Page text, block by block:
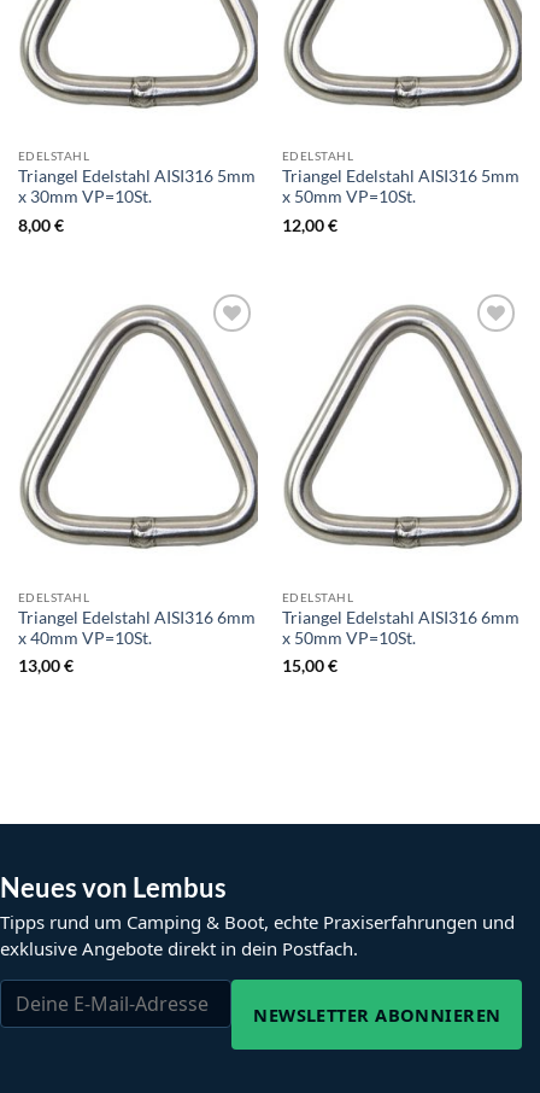
EDELSTAHL
Triangel Edelstahl AISI316 5mm
x 30mm VP=10St.
8,00€
EDELSTAHL
Triangel Edelstahl AISI316 5mm
x 50mm VP=10St.
12,00€
EDELSTAHL
Triangel Edelstahl AISI316 6mm
x 40mm VP=10St.
13,00€
EDELSTAHL
Triangel Edelstahl AISI316 6mm
x 50mm VP=10St.
15,00€
Neues von Lembus
Tipps rund um Camping & Boot, echte Praxiserfahrungen und
exklusive Angebote direkt in dein Postfach.
NEWSLETTER ABONNIEREN